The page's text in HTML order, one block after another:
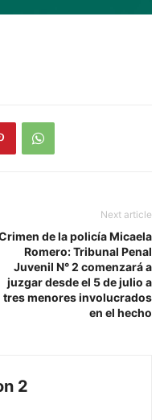
Next article
de la policía Micaela
Romero: Tribunal Penal
Juvenil N° 2 comenzará a
juzgar desde el 5 de julio a
tres menores involucrados
en el hecho
2